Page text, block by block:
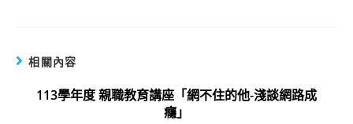
相關內容
113學年度 親職教育講座「網不住的他-淺談網路成
癮」